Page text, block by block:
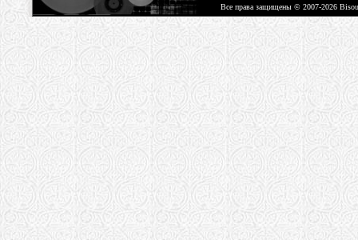
Все права защищены © 2007-2026